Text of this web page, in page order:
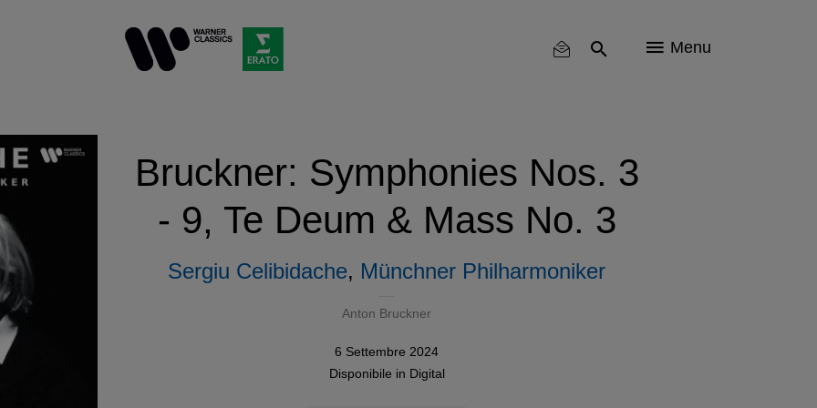
Menu
Bruckner: Symphonies Nos. 3
- 9, Te Deum & Mass No. 3
Sergiu Celibidache, Münchner Philharmoniker
Anton Bruckner
6 Settembre 2024
Disponibile in Digital